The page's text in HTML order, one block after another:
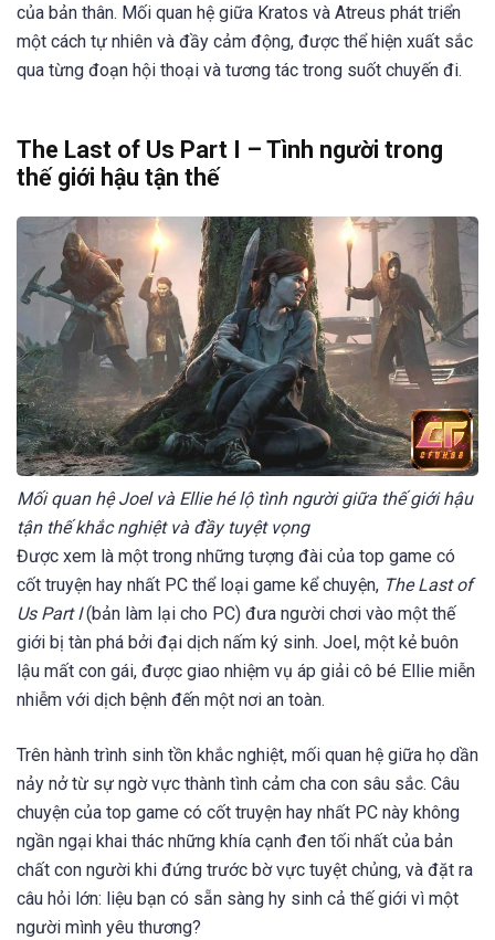
của bản thân. Mối quan hệ giữa Kratos và Atreus phát triển
một cách tự nhiên và đầy cảm động, được thể hiện xuất sắc
qua từng đoạn hội thoại và tương tác trong suốt chuyến đi.
The Last of Us Part I – Tình người trong
thế giới hậu tận thế
Mối quan hệ Joel và Ellie hé lộ tình người giữa thế giới hậu
tận thế khắc nghiệt và đầy tuyệt vọng
Được xem là một trong những tượng đài của top game có
cốt truyện hay nhất PC thể loại game kể chuyện, The Last of
Us Part I(bản làm lại cho PC) đưa người chơi vào một thế
giới bị tàn phá bởi đại dịch nấm ký sinh. Joel, một kẻ buôn
lậu mất con gái, được giao nhiệm vụ áp giải cô bé Ellie miễn
nhiễm với dịch bệnh đến một nơi an toàn.
Trên hành trình sinh tồn khắc nghiệt, mối quan hệ giữa họ dần
nảy nở từ sự ngờ vực thành tình cảm cha con sâu sắc. Câu
chuyện của top game có cốt truyện hay nhất PC này không
ngần ngại khai thác những khía cạnh đen tối nhất của bản
chất con người khi đứng trước bờ vực tuyệt chủng, và đặt ra
câu hỏi lớn: liệu bạn có sẵn sàng hy sinh cả thế giới vì một
người mình yêu thương?